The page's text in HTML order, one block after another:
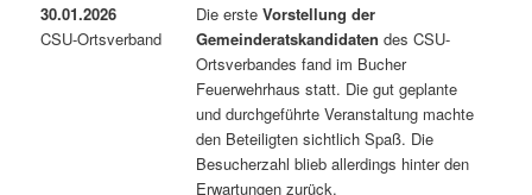
30.01.2026
CSU-Ortsverband
Die ersteVorstellung der
Gemeinderatskandidaten des CSU-
Ortsverbandes fand im Bucher
Feuerwehrhaus statt. Die gut geplante
und durchgeführte Veranstaltung machte
den Beteiligten sichtlich Spaß. Die
Besucherzahl blieb allerdings hinter den
Erwartungen zurück.